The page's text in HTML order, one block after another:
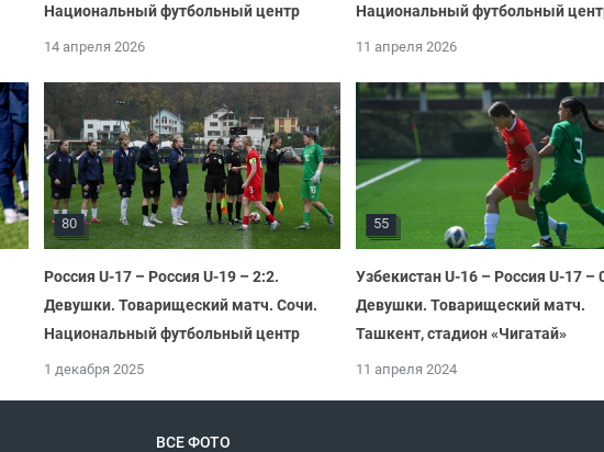
Национальный футбольный центр
14 апреля 2026
Национальный футбольный
11 апреля 2026
80
Россия U-17 – Россия U-19 – 2:2.
Девушки. Товарищеский матч. Сочи.
Национальный футбольный центр
1 декабря 2025
55
Узбекистан U-16 – Россия U-17 –
Девушки. Товарищеский матч.
Ташкент, стадион «Чигатай»
11 апреля 2024
ВСЕ ФОТО